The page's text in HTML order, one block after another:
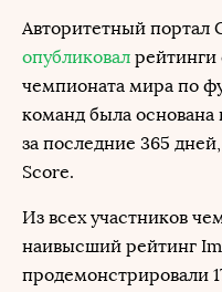
Авторитетный портал
опубликовал
чемпионата мира по
команд была основана
за последние 365
Score.
Из всех участников
наивысший рейтинг
продемонстрировали